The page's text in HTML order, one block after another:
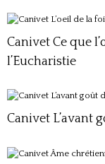
Canivet Ce que
l’Eucharistie
Canivet L’avant